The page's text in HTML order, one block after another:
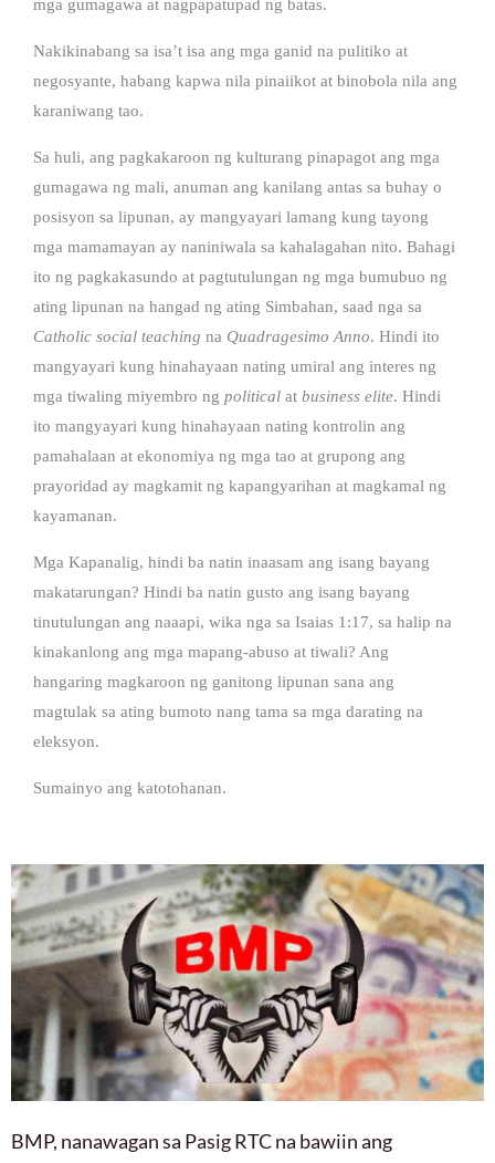
mga gumagawa at nagpapatupad ng batas.
Nakikinabang sa isa’t isa ang mga ganid na pulitiko at
negosyante, habang kapwa nila pinaiikot at binobola nila ang
karaniwang tao.
Sa huli, ang pagkakaroon ng kulturang pinapagot ang mga
gumagawa ng mali, anuman ang kanilang antas sa buhay o
posisyon sa lipunan, ay mangyayari lamang kung tayong
mga mamamayan ay naniniwala sa kahalagahan nito. Bahagi
ito ng pagkakasundo at pagtutulungan ng mga bumubuo ng
ating lipunan na hangad ng ating Simbahan, saad nga sa
Catholic social teaching na Quadragesimo Anno. Hindi ito
mangyayari kung hinahayaan nating umiral ang interes ng
mga tiwaling miyembro ng political at business elite. Hindi
ito mangyayari kung hinahayaan nating kontrolin ang
pamahalaan at ekonomiya ng mga tao at grupong ang
prayoridad ay magkamit ng kapangyarihan at magkamal ng
kayamanan.
Mga Kapanalig, hindi ba natin inaasam ang isang bayang
makatarungan? Hindi ba natin gusto ang isang bayang
tinutulungan ang naaapi, wika nga sa Isaias 1:17, sa halip na
kinakanlong ang mga mapang-abuso at tiwali? Ang
hangaring magkaroon ng ganitong lipunan sana ang
magtulak sa ating bumoto nang tama sa mga darating na
eleksyon.
Sumainyo ang katotohanan.
BMP, nanawagan sa Pasig RTC na bawiin ang